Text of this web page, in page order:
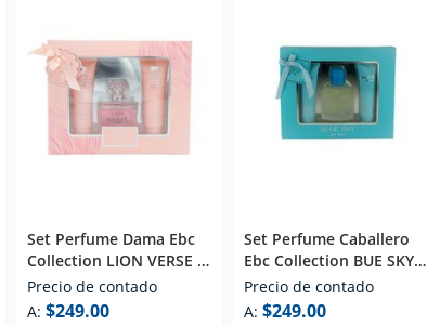
Set Perfume Dama Ebc
Collection LION VERSE 3
PZS (edp) Eau De Parfum
100 Ml
Precio de contado
A: $249.00
Set Perfume Caballero
Ebc Collection BUE SKY 3
PZS (edp) Eau De Parfum
100 Ml
Precio de contado
A: $249.00